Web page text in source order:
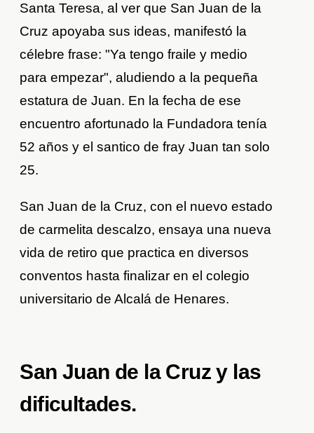
Santa Teresa, al ver que San Juan de la
Cruz apoyaba sus ideas, manifestó la
célebre frase: "Ya tengo fraile y medio
para empezar", aludiendo a la pequeña
estatura de Juan. En la fecha de ese
encuentro afortunado la Fundadora tenía
52 años y el santico de fray Juan tan solo
25.
San Juan de la Cruz, con el nuevo estado
de carmelita descalzo, ensaya una nueva
vida de retiro que practica en diversos
conventos hasta finalizar en el colegio
universitario de Alcalá de Henares.
San Juan de la Cruz y las
dificultades.